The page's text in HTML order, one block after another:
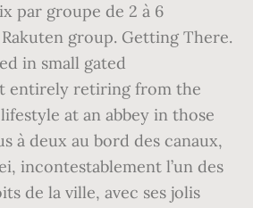
par groupe de 2 à 6
group. Getting There.
in small gated
entirely retiring from the
at an abbey in those
à deux au bord des canaux,
incontestablement l’un des
de la ville, avec ses jolis